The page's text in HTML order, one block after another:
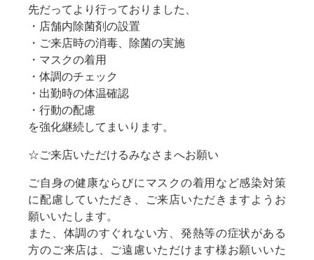
先だってより行っておりました、
・店舗内除菌剤の設置
・ご来店時の消毒、除菌の実施
・マスクの着用
・体調のチェック
・出勤時の体温確認
・行動の配慮
を強化継続してまいります。
☆ご来店いただけるみなさまへお願い
ご自身の健康ならびにマスクの着用など感染対策
に配慮していただき、ご来店いただきますようお
願いいたします。
また、体調のすぐれない方、発熱等の症状がある
方のご来店は、ご遠慮いただけます様お願いいた